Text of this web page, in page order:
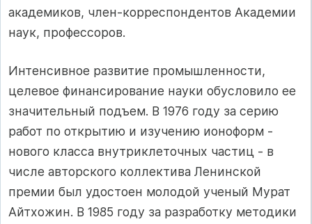
академиков, член-корреспондентов Академии
наук, профессоров.
Интенсивное развитие промышленности,
целевое финансирование науки обусловило ее
значительный подъем. В 1976 году за серию
работ по открытию и изучению ионоформ -
нового класса внутриклеточных частиц - в
числе авторского коллектива Ленинской
премии был удостоен молодой ученый Мурат
Айтхожин. В 1985 году за разработку методики